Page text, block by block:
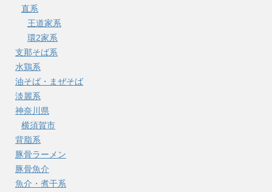
直系
王道家系
環2家系
支那そば系
水鶏系
油そば・まぜそば
淡麗系
神奈川県
横須賀市
背脂系
豚骨ラーメン
豚骨魚介
魚介・煮干系